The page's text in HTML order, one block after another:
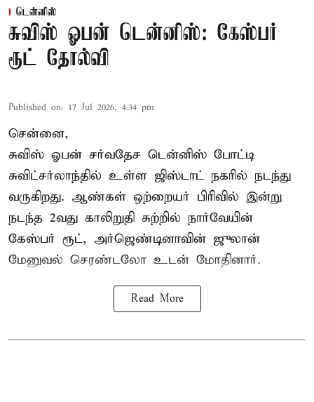
டென்னிஸ்
சுவிஸ் ஓபன் டென்னிஸ்: கேஸ்பர்
ரூட் தோல்வி
Published on: 17 Jul 2026, 4:34 pm
சென்னை,
சுவிஸ் ஓபன் சர்வதேச டென்னிஸ் போட்டி
சுவிட்சர்லாந்தில் உள்ள ஜிஸ்டாட் நகரில் நடந்து
வருகிறது. ஆண்கள் ஒற்றையர் பிரிவில் இன்று
நடந்த 2வது காலிறுதி சுற்றில் நார்வேயின்
கேஸ்பர் ரூட், அர்ஜெண்டினாவின் ஜுலான்
மேனுவல் செரண்டலோ உடன் மோதினார்.
Read More